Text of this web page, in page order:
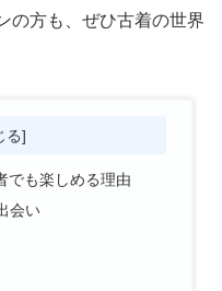
の方も、ぜひ古着の世界
でも楽しめる理由
会い